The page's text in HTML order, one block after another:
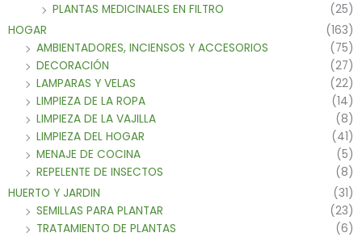
PLANTAS MEDICINALES EN FILTRO
(25)
HOGAR
(163)
AMBIENTADORES, INCIENSOS Y ACCESORIOS
(75)
DECORACIÓN
(27)
LAMPARAS Y VELAS
(22)
LIMPIEZA DE LA ROPA
(14)
LIMPIEZA DE LA VAJILLA
(8)
LIMPIEZA DEL HOGAR
(41)
MENAJE DE COCINA
(5)
REPELENTE DE INSECTOS
(8)
HUERTO Y JARDIN
(31)
SEMILLAS PARA PLANTAR
(23)
TRATAMIENTO DE PLANTAS
(6)